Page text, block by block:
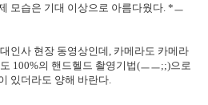
모습은 기대 이상으로 아름다웠다. *ㅡ
인사 현장 동영상인데, 카메라도 카메라
100%의 핸드헬드 촬영기법(ㅡㅡ;;)으로
있더라도 양해 바란다.